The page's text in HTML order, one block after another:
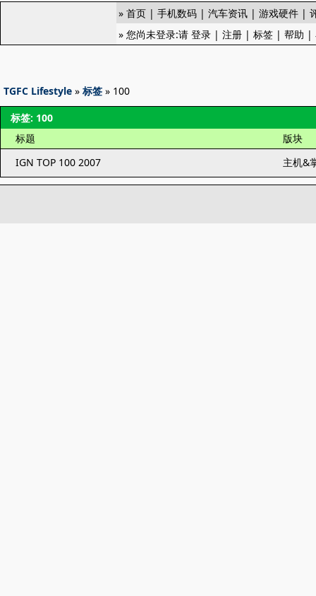
» 首页 | 手机数码 | 汽车资讯 | 游戏硬件 |
» 您尚未登录:请 登录 | 注册 | 标签 | 帮助 |
TGFC Lifestyle » 标签 » 100
标签: 100
标题
版块
IGN TOP 100 2007
主机&